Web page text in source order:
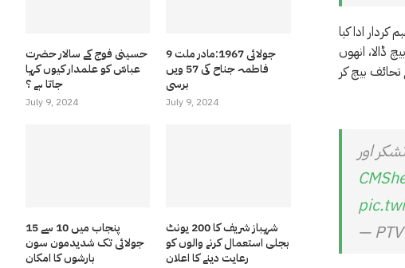
ادا کیا
ڈالا، انھوں
اور
—
حسینی فوج کے سالار حضرت
عباسّ کو علمدار کیوں کہا
جاتا ہے ؟
July 9, 2024
9 جولائی 1967:مادر ملت
فاطمہ جناح کی 57 ویں
برسی
July 9, 2024
پنجاب میں 10 سے 15
جولائی تک شدیدمون سون
بارشوں کا امکان
شہباز شریف کا 200 یونٹ
بجلی استعمال کرنے والوں کو
رعایت دینے کا اعلان